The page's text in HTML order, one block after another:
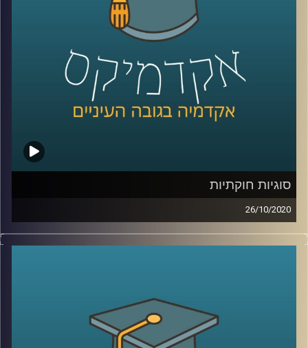
להאזין לתוכנית בה מתארח ד"ר תומר פישמן
מביה"ס לקיימות באוניברסיטת ריימן, אקולוג
תעשייתי, שמסביר על הדרך האקדמית שעבר,
ונותן דוגמאות מהחיים על המקומות שבהם
אקולוגים תעשייתים תורמים את הידע שלהם
לשיפור החיים של כולנו.
סוגיות חוקתיות
26/10/2020
ד"ר אדם שנער, מרצה בכיר וחוקר בביה"ס
סוגיות נבחרות ממחקריו.
מוזמנים להצטרף אלינו לשעה מרתקת בה נדבר